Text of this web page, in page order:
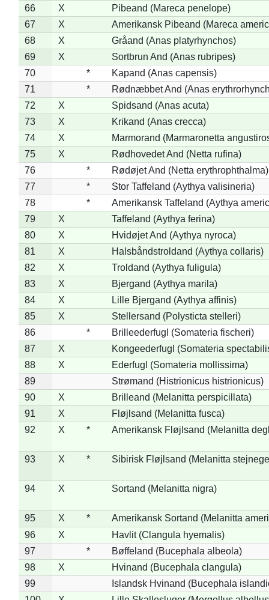
66
X
Pibeand (Mareca penelope)
67
X
Amerikansk Pibeand (Mareca
68
X
Gråand (Anas platyrhynchos)
69
X
Sortbrun And (Anas rubripes)
70
*
Kapand (Anas capensis)
71
*
Rødnæbbet And (Anas
72
X
Spidsand (Anas acuta)
73
X
Krikand (Anas crecca)
74
X
Marmorand (Marmaronetta
75
X
Rødhovedet And (Netta rufina)
76
*
Rødøjet And (Netta erythrophthalma)
77
*
Stor Taffeland (Aythya valisineria)
78
*
Amerikansk Taffeland (Aythya
79
X
Taffeland (Aythya ferina)
80
X
Hvidøjet And (Aythya nyroca)
81
X
Halsbåndstroldand (Aythya collaris)
82
X
Troldand (Aythya fuligula)
83
X
Bjergand (Aythya marila)
84
X
Lille Bjergand (Aythya affinis)
85
X
Stellersand (Polysticta stelleri)
86
*
Brilleederfugl (Somateria fischeri)
87
X
Kongeederfugl (Somateria
88
X
Ederfugl (Somateria mollissima)
89
Strømand (Histrionicus histrionicus)
90
X
Brilleand (Melanitta perspicillata)
91
X
Fløjlsand (Melanitta fusca)
92
X * Amerikansk Fløjlsand (Melanitta
93 X * Sibirisk Fløjlsand (Melanitta
94 X Sortand (Melanitta nigra)
95 X *
Amerikansk Sortand (Melanitta
96
X
Havlit (Clangula hyemalis)
97
*
Bøffeland (Bucephala albeola)
98
X
Hvinand (Bucephala clangula)
99
Islandsk Hvinand (Bucephala